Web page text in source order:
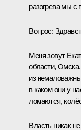
разогрева мы с
Вопрос:
Меня зовут
области,
из
в каком они у
ломаются,
Власть никак